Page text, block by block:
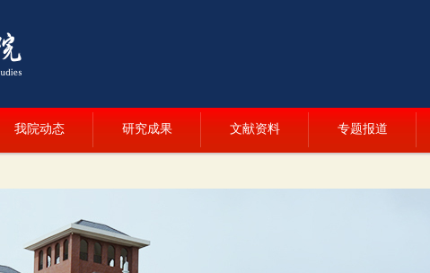
我院动态 研究成果 文献资料 专题报道